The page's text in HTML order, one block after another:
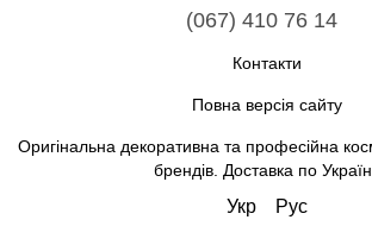
(067) 410 76 14
Контакти
Повна версія сайту
Оригінальна декоративна та професійна
брендів. Доставка по
Укр Рус